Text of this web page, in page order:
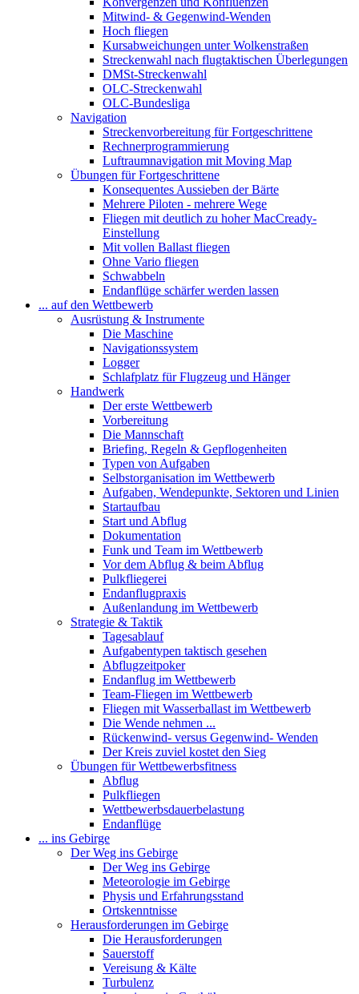
Mitwind- & Gegenwind-Wenden
Hoch fliegen
Kursabweichungen unter Wolkenstraßen
Streckenwahl nach flugtaktischen Überlegungen
DMSt-Streckenwahl
OLC-Streckenwahl
OLC-Bundesliga
Navigation
Streckenvorbereitung für Fortgeschrittene
Rechnerprogrammierung
Luftraumnavigation mit Moving Map
Übungen für Fortgeschrittene
Konsequentes Aussieben der Bärte
Mehrere Piloten - mehrere Wege
Fliegen mit deutlich zu hoher MacCready-
Einstellung
Mit vollen Ballast fliegen
Ohne Vario fliegen
Schwabbeln
Endanflüge schärfer werden lassen
... auf den Wettbewerb
Ausrüstung & Instrumente
Die Maschine
Navigationssystem
Logger
Schlafplatz für Flugzeug und Hänger
Handwerk
Der erste Wettbewerb
Vorbereitung
Die Mannschaft
Briefing, Regeln & Gepflogenheiten
Typen von Aufgaben
Selbstorganisation im Wettbewerb
Aufgaben, Wendepunkte, Sektoren und Linien
Startaufbau
Start und Abflug
Dokumentation
Funk und Team im Wettbewerb
Vor dem Abflug & beim Abflug
Pulkfliegerei
Endanflugpraxis
Außenlandung im Wettbewerb
Strategie & Taktik
Tagesablauf
Aufgabentypen taktisch gesehen
Abflugzeitpoker
Endanflug im Wettbewerb
Team-Fliegen im Wettbewerb
Fliegen mit Wasserballast im Wettbewerb
Die Wende nehmen ...
Rückenwind- versus Gegenwind- Wenden
Der Kreis zuviel kostet den Sieg
Übungen für Wettbewerbsfitness
Abflug
Pulkfliegen
Wettbewerbsdauerbelastung
Endanflüge
... ins Gebirge
Der Weg ins Gebirge
Der Weg ins Gebirge
Meteorologie im Gebirge
Physis und Erfahrungsstand
Ortskenntnisse
Herausforderungen im Gebirge
Die Herausforderungen
Sauerstoff
Vereisung & Kälte
Turbulenz